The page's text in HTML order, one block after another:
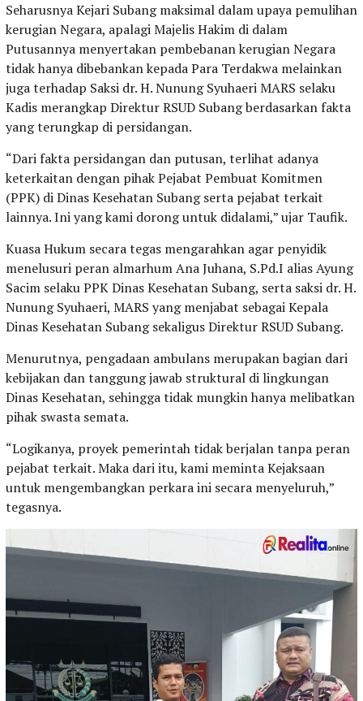
Seharusnya Kejari Subang maksimal dalam upaya pemulihan
kerugian Negara, apalagi Majelis Hakim di dalam
Putusannya menyertakan pembebanan kerugian Negara
tidak hanya dibebankan kepada Para Terdakwa melainkan
juga terhadap Saksi dr. H. Nunung Syuhaeri MARS selaku
Kadis merangkap Direktur RSUD Subang berdasarkan fakta
yang terungkap di persidangan.
“Dari fakta persidangan dan putusan, terlihat adanya
keterkaitan dengan pihak Pejabat Pembuat Komitmen
(PPK) di Dinas Kesehatan Subang serta pejabat terkait
lainnya. Ini yang kami dorong untuk didalami,” ujar Taufik.
Kuasa Hukum secara tegas mengarahkan agar penyidik
menelusuri peran almarhum Ana Juhana, S.Pd.I alias Ayung
Sacim selaku PPK Dinas Kesehatan Subang, serta saksi dr. H.
Nunung Syuhaeri, MARS yang menjabat sebagai Kepala
Dinas Kesehatan Subang sekaligus Direktur RSUD Subang.
Menurutnya, pengadaan ambulans merupakan bagian dari
kebijakan dan tanggung jawab struktural di lingkungan
Dinas Kesehatan, sehingga tidak mungkin hanya melibatkan
pihak swasta semata.
“Logikanya, proyek pemerintah tidak berjalan tanpa peran
pejabat terkait. Maka dari itu, kami meminta Kejaksaan
untuk mengembangkan perkara ini secara menyeluruh,”
tegasnya.